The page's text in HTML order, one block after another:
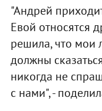
"Андрей
Евой относятся
решила, что мои
должны
никогда не
с нами", -